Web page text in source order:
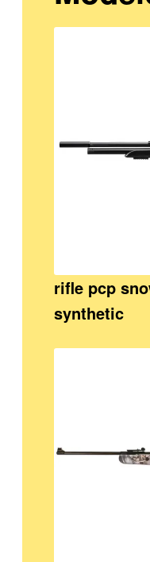
rifle pcp
synthetic